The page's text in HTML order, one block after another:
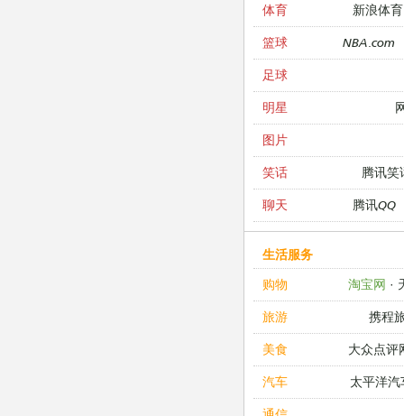
体育 新浪体育
篮球 NBA.com
足球
明星
图片
笑话 腾讯笑
聊天 腾讯QQ
生活服务
购物
淘宝网 ·
旅游 携程
美食 大众点评
汽车 太平洋汽